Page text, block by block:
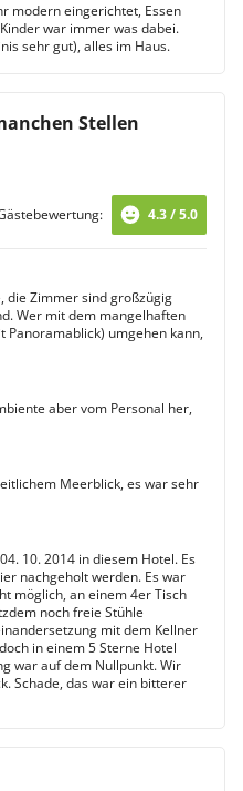
modern eingerichtet, Essen
war immer was dabei.
sehr gut), alles im Haus.
Stellen
4.3 / 5.0
die Zimmer sind großzügig
Wer mit dem mangelhaften
Panoramablick) umgehen kann,
aber vom Personal her,
Meerblick, es war sehr
10. 2014 in diesem Hotel. Es
nachgeholt werden. Es war
möglich, an einem 4er Tisch
noch freie Stühle
mit dem Kellner
in einem 5 Sterne Hotel
war auf dem Nullpunkt. Wir
Schade, das war ein bitterer